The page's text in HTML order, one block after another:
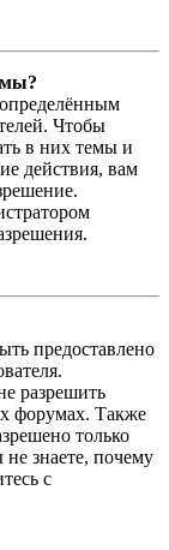
Чтобы
в них темы и
действия, вам
предоставлено
разрешить
форумах. Также
только
знаете, почему
с